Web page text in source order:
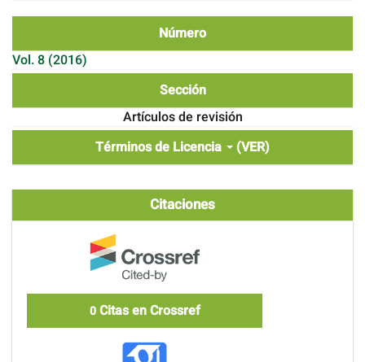
Número
Vol. 8 (2016)
Sección
Artículos de revisión
Términos de Licencia
(VER)
Citaciones
0Citas en Crossref